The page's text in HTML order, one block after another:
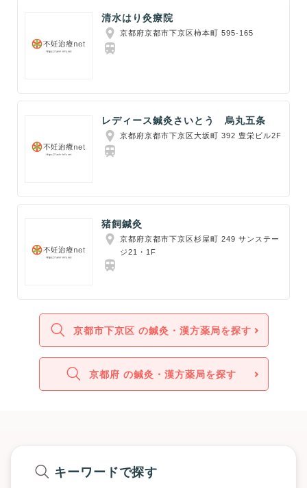
清水はり灸療院
京都府京都市下京区柿本町 595-165
レディース鍼灸さいとう 烏丸五条
京都府京都市下京区大坂町 392 豊栄ビル2F
猪飼鍼灸
京都府京都市下京区杉屋町 249 サンステー
ジ21・1F
京都市下京区 の鍼灸・漢方薬局を探す
京都府 の鍼灸・漢方薬局を探す
キーワードで探す